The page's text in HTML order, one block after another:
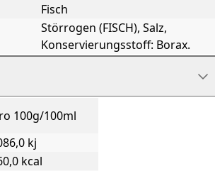
Fisch
Störrogen (FISCH), Salz,
Konservierungsstoff: Borax.
100g/100ml
kj
kcal